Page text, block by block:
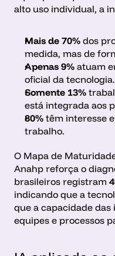
alto uso individual, a
Mais de 70% dos
medida, mas de
Apenas 9% atuam
oficial da tecnologia.
Somente 13%
está integrada aos
80% têm interesse
trabalho.
O Mapa de
Anahp reforça o
brasileiros registram
indicando que a
que a capacidade
equipes e processos